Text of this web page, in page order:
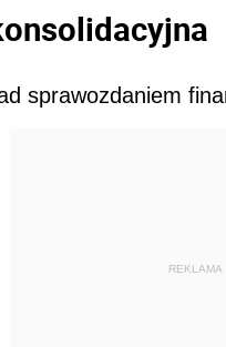
sprawozdaniem
REKLAMA